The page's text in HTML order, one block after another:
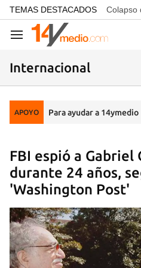
common.go-to-content
TEMAS DESTACADOS Colapso
Navegación
Internacional
APOYO Para ayudar a 14ymedio
FBI espió a Gabriel
durante 24 años,
'Washington Post'